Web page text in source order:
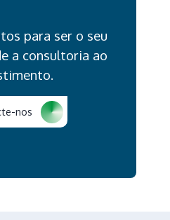
para ser o seu
a consultoria ao
nos